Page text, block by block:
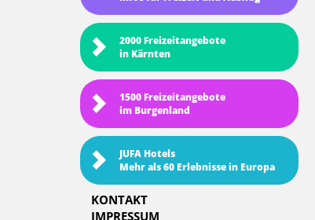
2000 Freizeitangebote
in Kärnten
1500 Freizeitangebote
im Burgenland
JUFA Hotels
Mehr als 60 Erlebnisse in Europa
KONTAKT
IMPRESSUM